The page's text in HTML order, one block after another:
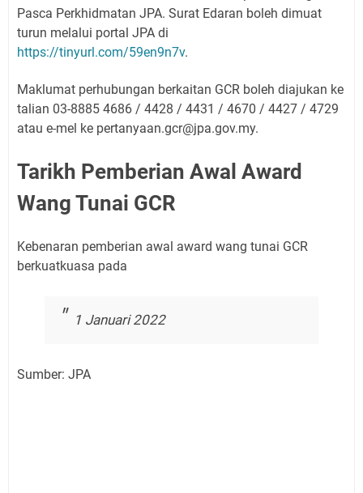
Pasca Perkhidmatan JPA. Surat Edaran boleh dimuat
turun melalui portal JPA di
https://tinyurl.com/59en9n7v.
Maklumat perhubungan berkaitan GCR boleh diajukan ke
talian 03-8885 4686 / 4428 / 4431 / 4670 / 4427 / 4729
atau e-mel ke pertanyaan.gcr@jpa.gov.my.
Tarikh Pemberian Awal Award
Wang Tunai GCR
Kebenaran pemberian awal award wang tunai GCR
berkuatkuasa pada
1 Januari 2022
Sumber: JPA